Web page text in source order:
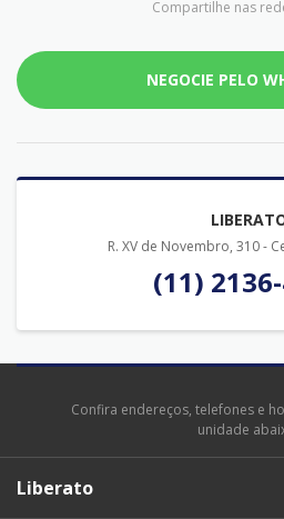
Compartilhe nas
NEGOCIE PELO
R. XV de Novembro, 310 -
(11)
Confira endereços, telefones e
unidade
Liberato